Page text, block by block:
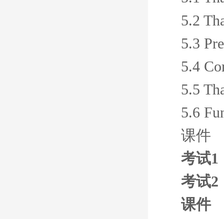
5.2
5.3
5.4
5.5
5.6
课件
考试1
考试2
课件